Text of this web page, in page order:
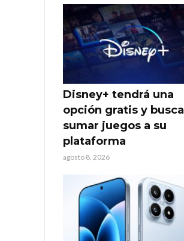
Disney+ tendrá una
opción gratis y busca
sumar juegos a su
plataforma
agosto 8, 2026